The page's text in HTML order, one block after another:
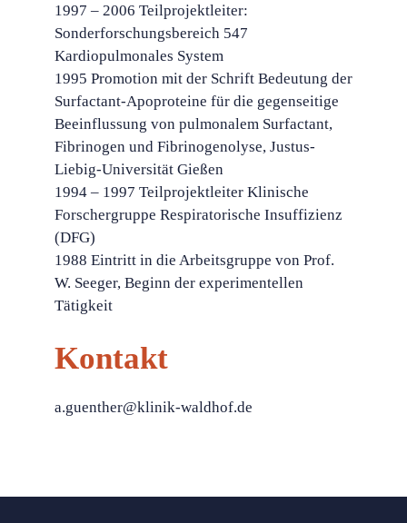
1997 – 2006 Teilprojektleiter:
Sonderforschungsbereich 547
Kardiopulmonales System
1995 Promotion mit der Schrift Bedeutung der
Surfactant-Apoproteine für die gegenseitige
Beeinflussung von pulmonalem Surfactant,
Fibrinogen und Fibrinogenolyse, Justus-
Liebig-Universität Gießen
1994 – 1997 Teilprojektleiter Klinische
Forschergruppe Respiratorische Insuffizienz
(DFG)
1988 Eintritt in die Arbeitsgruppe von Prof.
W. Seeger, Beginn der experimentellen
Tätigkeit
Kontakt
a.guenther@klinik-waldhof.de